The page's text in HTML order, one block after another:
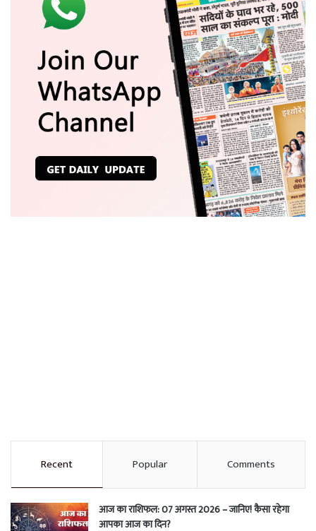
Recent Popular Comments
आज का राशिफल: 07 अगस्त 2026 – जानिए! कैसा रहेगा
आपका आज का दिन?